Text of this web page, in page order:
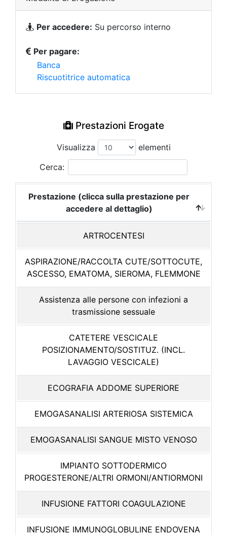
Per accedere: Su percorso interno
Per pagare:
Banca
Riscuotitrice automatica
Prestazioni Erogate
Visualizza
elementi
Cerca:
Prestazione (clicca sulla prestazione per
accedere al dettaglio)
ARTROCENTESI
ASPIRAZIONE/RACCOLTA CUTE/SOTTOCUTE,
ASCESSO, EMATOMA, SIEROMA, FLEMMONE
Assistenza alle persone con infezioni a
trasmissione sessuale
CATETERE VESCICALE
POSIZIONAMENTO/SOSTITUZ. (INCL.
LAVAGGIO VESCICALE)
ECOGRAFIA ADDOME SUPERIORE
EMOGASANALISI ARTERIOSA SISTEMICA
EMOGASANALISI SANGUE MISTO VENOSO
IMPIANTO SOTTODERMICO
PROGESTERONE/ALTRI ORMONI/ANTIORMONI
INFUSIONE FATTORI COAGULAZIONE
INFUSIONE IMMUNOGLOBULINE ENDOVENA